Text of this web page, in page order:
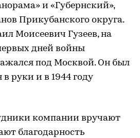
и «Губернский»,
Прикубанского округа.
Моисеевич Гузеев, на
дней войны
под Москвой. Он был
руки и в 1944 году
компании вручают
благодарность